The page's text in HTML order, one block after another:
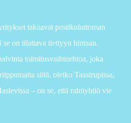
takaavat postikuluttoman
se on tilattava tiettyyn hintaan.
toimitusvaihtoehtoa, joka
siitä, oletko Taastrupissa,
– on se, että rahtiyhtiö vie